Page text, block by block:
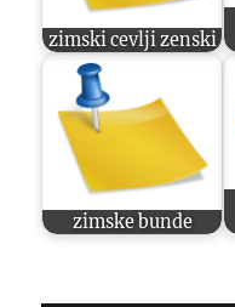
zimski cevlji zenski
zimske bunde